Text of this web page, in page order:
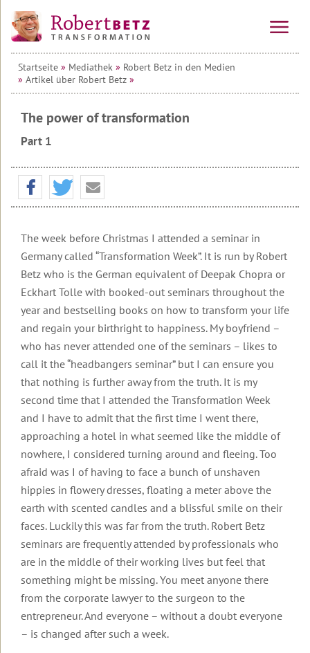
Vorträge
&
Seminare
Alle
Veranstaltungen
Vorträge
Tagesseminare
Wirtschafts-
Seminare
Seminar
&
Urlaub
Lesbos
Weitere
Themenwelten
Die
Transformationswoche
Basis
Seminare
Erfolg,
Fülle
&
Körper,
Psyche
&
Gesundheit
Frauen-
Seminare
Online-
Kurse
10-
Wochen-
Online-
Kurs
10-
Wochen-
Online-
Kurs
Die
Robert
Betz
Basis-
Mediathek
Das
Leben
könnte
so
schön
wenn
...
Der
Frieden
in
der
Welt
beginnt
dir
Was
gibt
dir
Kraftinsel
Lesbos
Willkommen
Urlaubsseminare
auf
Lesbos
Informationen
Insel
Lesbos
Weitere
Informationen
zu
Organisatorisches
&
Gebühren
Unser
Seminarhotel
Flugbuchung
und
Flughafentransfer
FAQ:
Häufig
gestellte
Fragen
Videos
Transformationsprozess
Überblick
Transformations-
Therapie
Einleitung
Video
Transformations-
Therapie
Transformationstherapie
Entwicklung
Transformations-
Therapie
Geistige
Grundlagen
Transformations-
Therapie
Menschenbild
Die
Transformationswoche®
Videos
zur
Transformationswoche®
Rückmeldungen
Transformationsprozess®
Einleitung
Organisatorische
Daten
und
Kosten
Gruppen,
und
Hotels
Rückmeldungen
Video
Transformationsprozess
Ausbildung
in
Transformations-
Therapie
Einleitung
10
der
Transformationstherapie
Inhalte
der
Ausbildung
Organisatorische
Daten
Ausbildung
in
Transformations-
Coaching
Einleitung
Grundlagen
Inhalte
Ziele
Weitere
Informationen
und
Ablauf
Einleitung
Begleitende
Anmeldeformulare
und
Broschüren
Therapeuten
&
Coaches
Alle
&
Coaches
Transformations-
Coaches
für
Wirtschaft
Service
&
Kontakt
Kontakt
Häufig
gestellte
Fragen
Infomaterial
und
Kataloge
Gästebuch
Eintrag
ins
Gästebuch
Mediathek
Überblick
Videos
mit
Robert
Betz
Einleitung
Interviews
Kurzvorträge
Meditationen
Videos
zu
Seminaren
und
Ausbildungen
Kostenfreie
E-
Books
Online-
Seminar-
Aufzeichnungen
Ändere
deine
Gedanken
und
dein
Leben
Startseite » Mediathek » Robert Betz in den Medien
» Artikel über Robert Betz »
The power of transformation
Part 1
The week before Christmas I attended a seminar in
Germany called “Transformation Week”. It is run by Robert
Betz who is the German equivalent of Deepak Chopra or
Eckhart Tolle with booked-out seminars throughout the
year and bestselling books on how to transform your life
and regain your birthright to happiness. My boyfriend –
who has never attended one of the seminars – likes to
call it the “headbangers seminar” but I can ensure you
that nothing is further away from the truth. It is my
second time that I attended the Transformation Week
and I have to admit that the first time I went there,
approaching a hotel in what seemed like the middle of
nowhere, I considered turning around and fleeing. Too
afraid was I of having to face a bunch of unshaven
hippies in flowery dresses, floating a meter above the
earth with scented candles and a blissful smile on their
faces. Luckily this was far from the truth. Robert Betz
seminars are frequently attended by professionals who
are in the middle of their working lives but feel that
something might be missing. You meet anyone there
from the corporate lawyer to the surgeon to the
entrepreneur. And everyone – without a doubt everyone
– is changed after such a week.